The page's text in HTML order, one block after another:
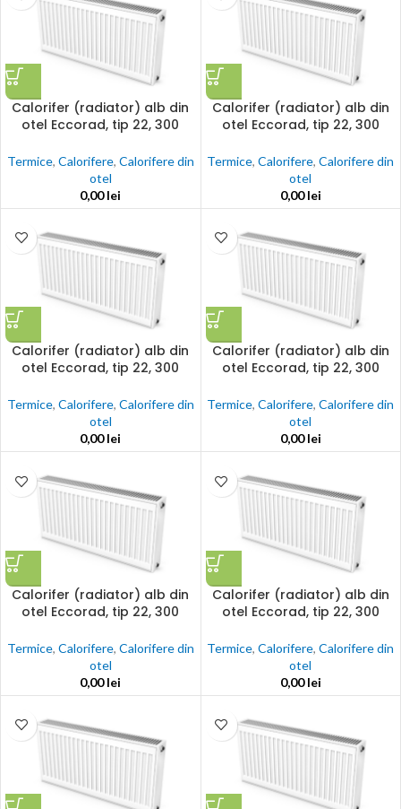
Calorifer (radiator) alb din
otel Eccorad, tip 22, 300
incluse
Termice, Calorifere, Calorifere din
otel
0,00lei
Calorifer (radiator) alb din
otel Eccorad, tip 22, 300
incluse
Termice,Calorifere,Calorifere din
otel
0,00lei
Calorifer (radiator) alb din
otel Eccorad, tip 22, 300
incluse
Termice, Calorifere, Calorifere din
otel
0,00lei
Calorifer (radiator) alb din
otel Eccorad, tip 22, 300
incluse
Termice,Calorifere,Calorifere din
otel
0,00lei
Calorifer (radiator) alb din
otel Eccorad, tip 22, 300
incluse
Termice, Calorifere, Calorifere din
otel
0,00lei
Calorifer (radiator) alb din
otel Eccorad, tip 22, 300
incluse
Termice,Calorifere,Calorifere din
otel
0,00lei